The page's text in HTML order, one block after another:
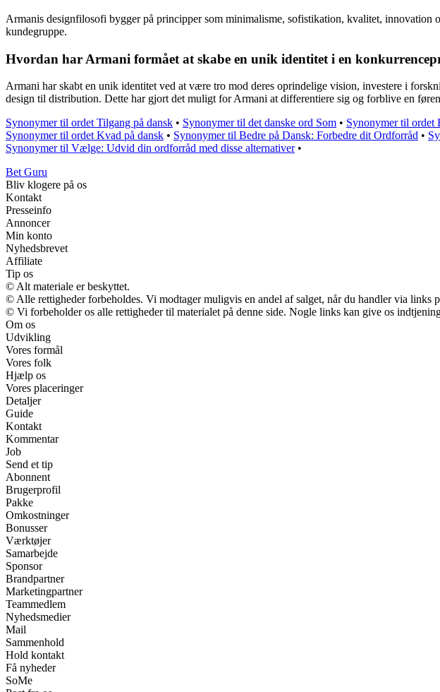
Armanis designfilosofi bygger på principper som minimalisme, sofistikation, kvalitet,
kundegruppe.
Hvordan har Armani formået at skabe en unik identitet i en
Armani har skabt en unik identitet ved at være tro mod deres oprindelige vision, investere i
design til distribution. Dette har gjort det muligt for Armani at differentiere sig og forblive en
Synonymer til ordet Tilgang på dansk • Synonymer til det danske ord Som • Synonymer til ordet
Synonymer til ordet Kvad på dansk • Synonymer til Bedre på Dansk: Forbedre dit Ordforråd •
Synonymer til Vælge: Udvid din ordforråd med disse alternativer•
Bet Guru
Bliv klogere på os
Kontakt
Presseinfo
Annoncer
Min konto
Nyhedsbrevet
Affiliate
Tip os
© Alt materiale er beskyttet.
© Alle rettigheder forbeholdes. Vi modtager muligvis en andel af salget, når du handler via links
© Vi forbeholder os alle rettigheder til materialet på denne side. Nogle links kan give os
Om os
Udvikling
Vores formål
Vores folk
Hjælp os
Vores placeringer
Detaljer
Guide
Kontakt
Kommentar
Job
Send et tip
Abonnent
Brugerprofil
Pakke
Omkostninger
Bonusser
Værktøjer
Samarbejde
Sponsor
Brandpartner
Marketingpartner
Teammedlem
Nyhedsmedier
Mail
Sammenhold
Hold kontakt
Få nyheder
SoMe